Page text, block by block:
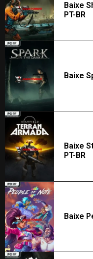
Baixe
PT-BR
Baixe
Baixe
PT-BR
Baixe